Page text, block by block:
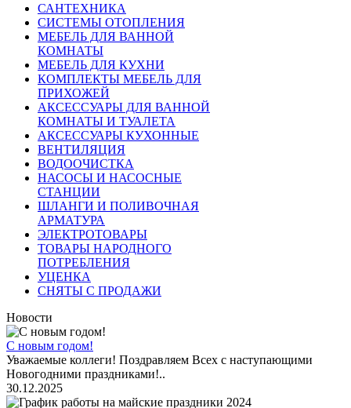
САНТЕХНИКА
СИСТЕМЫ ОТОПЛЕНИЯ
МЕБЕЛЬ ДЛЯ ВАННОЙ
КОМНАТЫ
МЕБЕЛЬ ДЛЯ КУХНИ
КОМПЛЕКТЫ МЕБЕЛЬ ДЛЯ
ПРИХОЖЕЙ
АКСЕССУАРЫ ДЛЯ ВАННОЙ
КОМНАТЫ И ТУАЛЕТА
АКСЕССУАРЫ КУХОННЫЕ
ВЕНТИЛЯЦИЯ
ВОДООЧИСТКА
НАСОСЫ И НАСОСНЫЕ
СТАНЦИИ
ШЛАНГИ И ПОЛИВОЧНАЯ
АРМАТУРА
ЭЛЕКТРОТОВАРЫ
ТОВАРЫ НАРОДНОГО
ПОТРЕБЛЕНИЯ
УЦЕНКА
СНЯТЫ С ПРОДАЖИ
Новости
С новым годом!
Уважаемые коллеги! Поздравляем Всех с наступающими
Новогодними праздниками!..
30.12.2025